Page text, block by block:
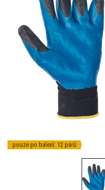
pouze po balení: 12 párů